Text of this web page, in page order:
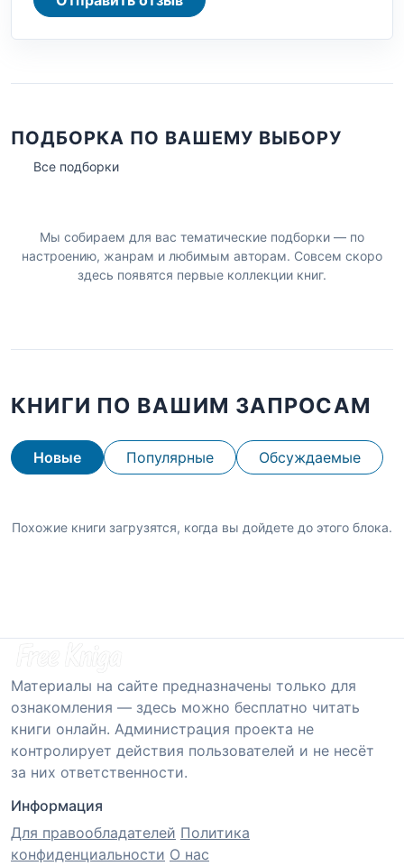
ПОДБОРКА ПО ВАШЕМУ ВЫБОРУ
Все подборки
Мы собираем для вас тематические подборки — по
настроению, жанрам и любимым авторам. Совсем скоро
здесь появятся первые коллекции книг.
КНИГИ ПО ВАШИМ ЗАПРОСАМ
Новые Популярные Обсуждаемые
Похожие книги загрузятся, когда вы дойдете до этого блока.
Материалы на сайте предназначены только для
ознакомления — здесь можно бесплатно читать
книги онлайн. Администрация проекта не
контролирует действия пользователей и не несёт
за них ответственности.
Информация
Для правообладателей Политика
конфиденциальности О нас